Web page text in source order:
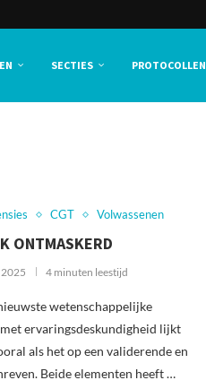
SECTIES PROTOCOLLEN
CGT Volwassenen
ONTMASKERD
4 minuten leestijd
wetenschappelijke
ervaringsdeskundigheid lijkt
als het op een validerende en
Beide elementen heeft …